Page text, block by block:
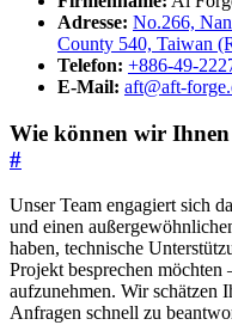
Adresse: No.266,
County 540, Taiwan
Telefon: +886-49-
E-Mail: aft@aft-
Wie können wir Ihnen
#
Unser Team engagiert sich
und einen
haben, technische
Projekt besprechen
aufzunehmen. Wir schätzen
Anfragen schnell zu